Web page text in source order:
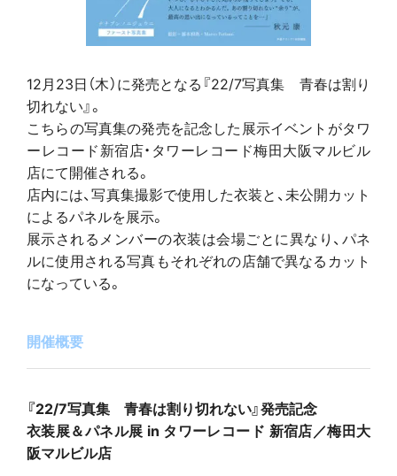
12月23日（木）に発売となる『22/7写真集 青春は割り
切れない』。
こちらの写真集の発売を記念した展示イベントがタワ
ーレコード新宿店・タワーレコード梅田大阪マルビル
店にて開催される。
店内には、写真集撮影で使用した衣装と、未公開カット
によるパネルを展示。
展示されるメンバーの衣装は会場ごとに異なり、パネ
ルに使用される写真もそれぞれの店舗で異なるカット
になっている。
開催概要
『22/7写真集 青春は割り切れない』発売記念
衣装展＆パネル展 in タワーレコード 新宿店／梅田大
阪マルビル店